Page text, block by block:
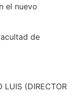
el nuevo
de
LUIS (DIRECTOR